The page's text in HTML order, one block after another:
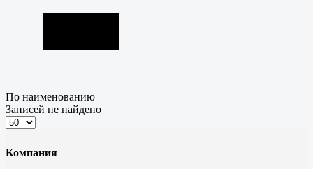
По наименованию
Записей не найдено
Компания